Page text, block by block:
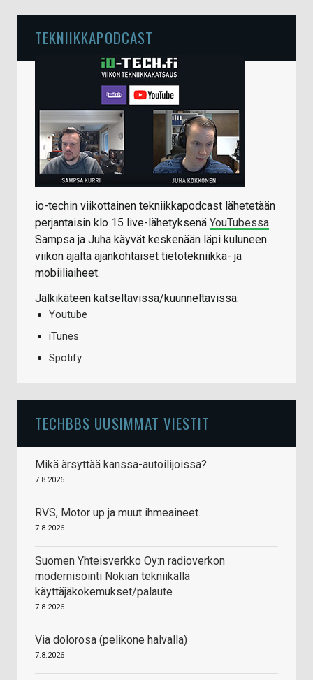
TEKNIIKKAPODCAST
io-techin viikottainen tekniikkapodcast lähetetään
perjantaisin klo 15 live-lähetyksenä YouTubessa.
Sampsa ja Juha käyvät keskenään läpi kuluneen
viikon ajalta ajankohtaiset tietotekniikka- ja
mobiiliaiheet.
Jälkikäteen katseltavissa/kuunneltavissa:
Youtube
iTunes
Spotify
TECHBBS UUSIMMAT VIESTIT
Mikä ärsyttää kanssa-autoilijoissa?
7.8.2026
RVS, Motor up ja muut ihmeaineet.
7.8.2026
Suomen Yhteisverkko Oy:n radioverkon
modernisointi Nokian tekniikalla
käyttäjäkokemukset/palaute
7.8.2026
Via dolorosa (pelikone halvalla)
7.8.2026